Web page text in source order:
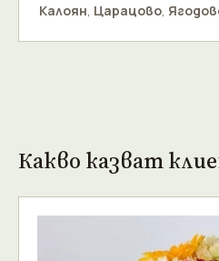
Калоян, Царацово,
Какво казват